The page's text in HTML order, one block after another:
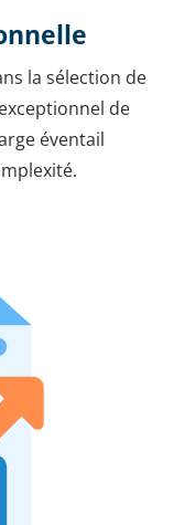
la sélection de
de
éventail